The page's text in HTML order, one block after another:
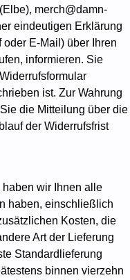
merch@damn-
eindeutigen Erklärung
oder E-Mail) über Ihren
informieren. Sie
ist. Zur Wahrung
die Mitteilung über die
der Widerrufsfrist
wir Ihnen alle
haben, einschließlich
Kosten, die
Art der Lieferung
Standardlieferung
binnen vierzehn